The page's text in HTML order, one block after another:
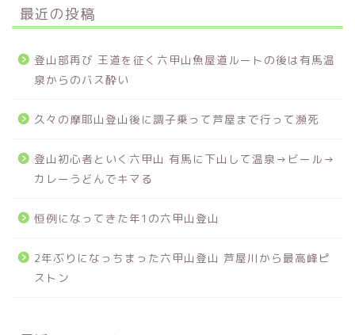
最近の投稿
登山部再び 王道を征く六甲山魚屋道ルートの後は有馬温
泉からのバス酔い
久々の摩耶山登山後に調子乗って芦屋まで行って瀕死
登山初心者といく六甲山 有馬に下山して温泉→ビール→
カレーうどんでキマる
恒例になってきた年1の六甲山登山
2年ぶりになっちまった六甲山登山 芦屋川から最高峰ピ
ストン